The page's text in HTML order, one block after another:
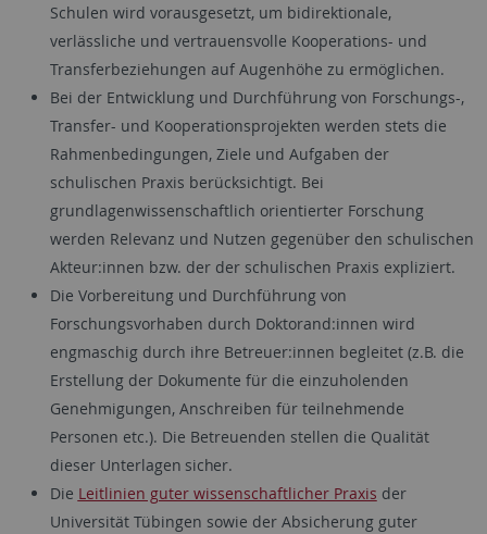
Schulen wird vorausgesetzt, um bidirektionale,
verlässliche und vertrauensvolle Kooperations- und
Transferbeziehungen auf Augenhöhe zu ermöglichen.
Bei der Entwicklung und Durchführung von Forschungs-,
Transfer- und Kooperationsprojekten werden stets die
Rahmenbedingungen, Ziele und Aufgaben der
schulischen Praxis berücksichtigt. Bei
grundlagenwissenschaftlich orientierter Forschung
werden Relevanz und Nutzen gegenüber den schulischen
Akteur:innen bzw. der der schulischen Praxis expliziert.
Die Vorbereitung und Durchführung von
Forschungsvorhaben durch Doktorand:innen wird
engmaschig durch ihre Betreuer:innen begleitet (z.B. die
Erstellung der Dokumente für die einzuholenden
Genehmigungen, Anschreiben für teilnehmende
Personen etc.). Die Betreuenden stellen die Qualität
dieser Unterlagen sicher.
Die Leitlinien guter wissenschaftlicher Praxis der
Universität Tübingen sowie der Absicherung guter